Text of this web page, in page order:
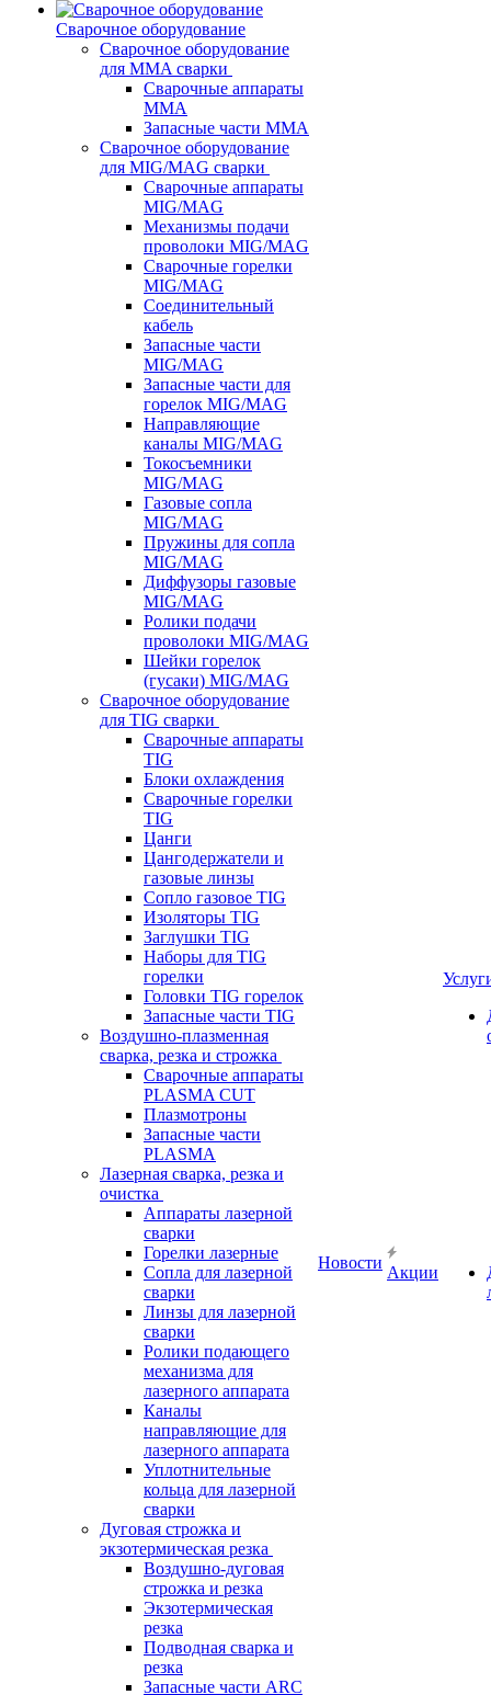
Сварочное оборудование
Сварочное оборудование
для MMA сварки
Сварочные аппараты
MMA
Запасные части MMA
Сварочное оборудование
для MIG/MAG сварки
Сварочные аппараты
MIG/MAG
Механизмы подачи
проволоки MIG/MAG
Сварочные горелки
MIG/MAG
Соединительный
кабель
Запасные части
MIG/MAG
Запасные части для
горелок MIG/MAG
Направляющие
каналы MIG/MAG
Токосъемники
MIG/MAG
Газовые сопла
MIG/MAG
Пружины для сопла
MIG/MAG
Диффузоры газовые
MIG/MAG
Ролики подачи
проволоки MIG/MAG
Шейки горелок
(гусаки) MIG/MAG
Сварочное оборудование
для TIG сварки
Сварочные аппараты
TIG
Блоки охлаждения
Сварочные горелки
TIG
Цанги
Цангодержатели и
газовые линзы
Сопло газовое TIG
Изоляторы TIG
Заглушки TIG
Наборы для TIG
горелки
Головки TIG горелок
Запасные части TIG
Воздушно-плазменная
сварка, резка и строжка
Сварочные аппараты
PLASMA CUT
Плазмотроны
Запасные части
PLASMA
Лазерная сварка, резка и
очистка
Аппараты лазерной
сварки
Горелки лазерные
Сопла для лазерной
сварки
Линзы для лазерной
сварки
Ролики подающего
механизма для
лазерного аппарата
Каналы
направляющие для
лазерного аппарата
Уплотнительные
кольца для лазерной
сварки
Дуговая строжка и
экзотермическая резка
Воздушно-дуговая
строжка и резка
Экзотермическая
резка
Подводная сварка и
резка
Запасные части ARC
Новости
Акции